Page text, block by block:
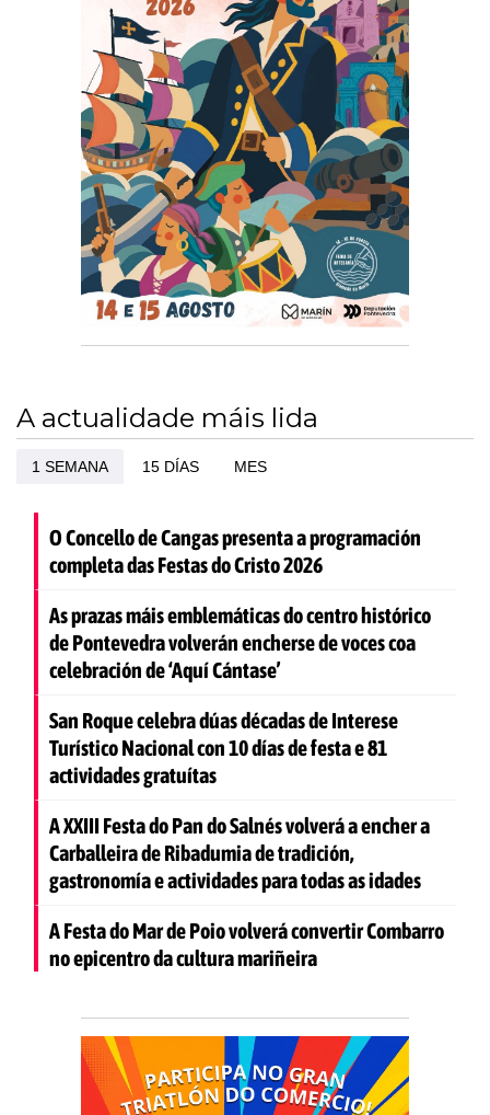
A actualidade máis lida
1 SEMANA 15 DÍAS MES
O Concello de Cangas presenta a programación
completa das Festas do Cristo 2026
As prazas máis emblemáticas do centro histórico
de Pontevedra volverán encherse de voces coa
celebración de ‘Aquí Cántase’
San Roque celebra dúas décadas de Interese
Turístico Nacional con 10 días de festa e 81
actividades gratuítas
A XXIII Festa do Pan do Salnés volverá a encher a
Carballeira de Ribadumia de tradición,
gastronomía e actividades para todas as idades
A Festa do Mar de Poio volverá convertir Combarro
no epicentro da cultura mariñeira